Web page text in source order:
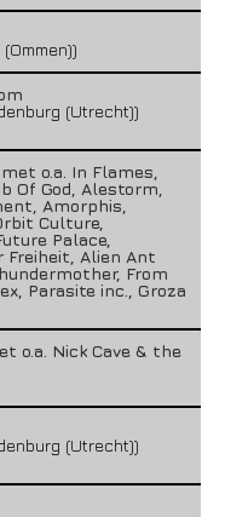
(Utrecht))
o.a. In Flames,
Of God, Alestorm,
Amorphis,
Culture,
Palace,
Freiheit, Alien Ant
From
Parasite inc., Groza
o.a. Nick Cave & the
(Utrecht))